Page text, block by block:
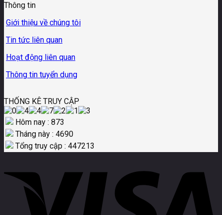
Thông tin
Giới thiệu về chúng tôi
Tin tức liên quan
Hoạt động liên quan
Thông tin tuyển dụng
THỐNG KÊ TRUY CẬP
Hôm nay : 873
Tháng này : 4690
Tổng truy cập : 447213